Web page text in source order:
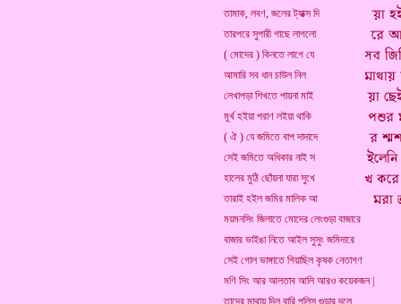
তামাক, লবণ, জলের ট্যাক্স দি
তারপরে সুপারী গাছে লাগলো
( মোদের ) কিনতে লাগে যে
আমারি সব ধান চাউল নিল
লেখাপড়া শিখতে পায়না মাই
মূর্খ হইয়া পরাণ লইয়া থাকি
( ঐ ) যে জমিতে বাপ দাদাদে
সেই জমিতে অধিকার নাই স
হালের মুঠি ছোঁয়না যারা সুখে
তারাই হইল জমির মালিক আ
ময়মনসিং জিলাতে মোদের লেংগুড়া বাজারে
বাজার ভাইঙা নিতে আইল সুসুং জমিদারে
সেই গোল ভাঙ্গাতে গিয়াছিল কৃষক নেতাগণ
মণি সিং আর আলতাব আলি আরও কয়েকজন |
তাদের মাথায় দিল বারি পুলিস গুন্ডার দলে